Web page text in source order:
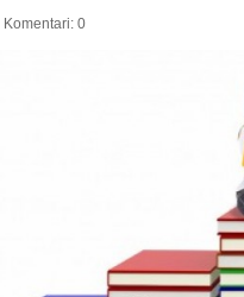
Komentari: 0